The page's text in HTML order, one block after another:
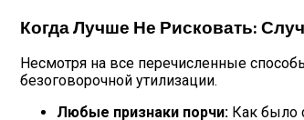
Когда Лучше Не Рисковать:
Несмотря на все перечисленные
безоговорочной утилизации.
Любые признаки порчи: Как было